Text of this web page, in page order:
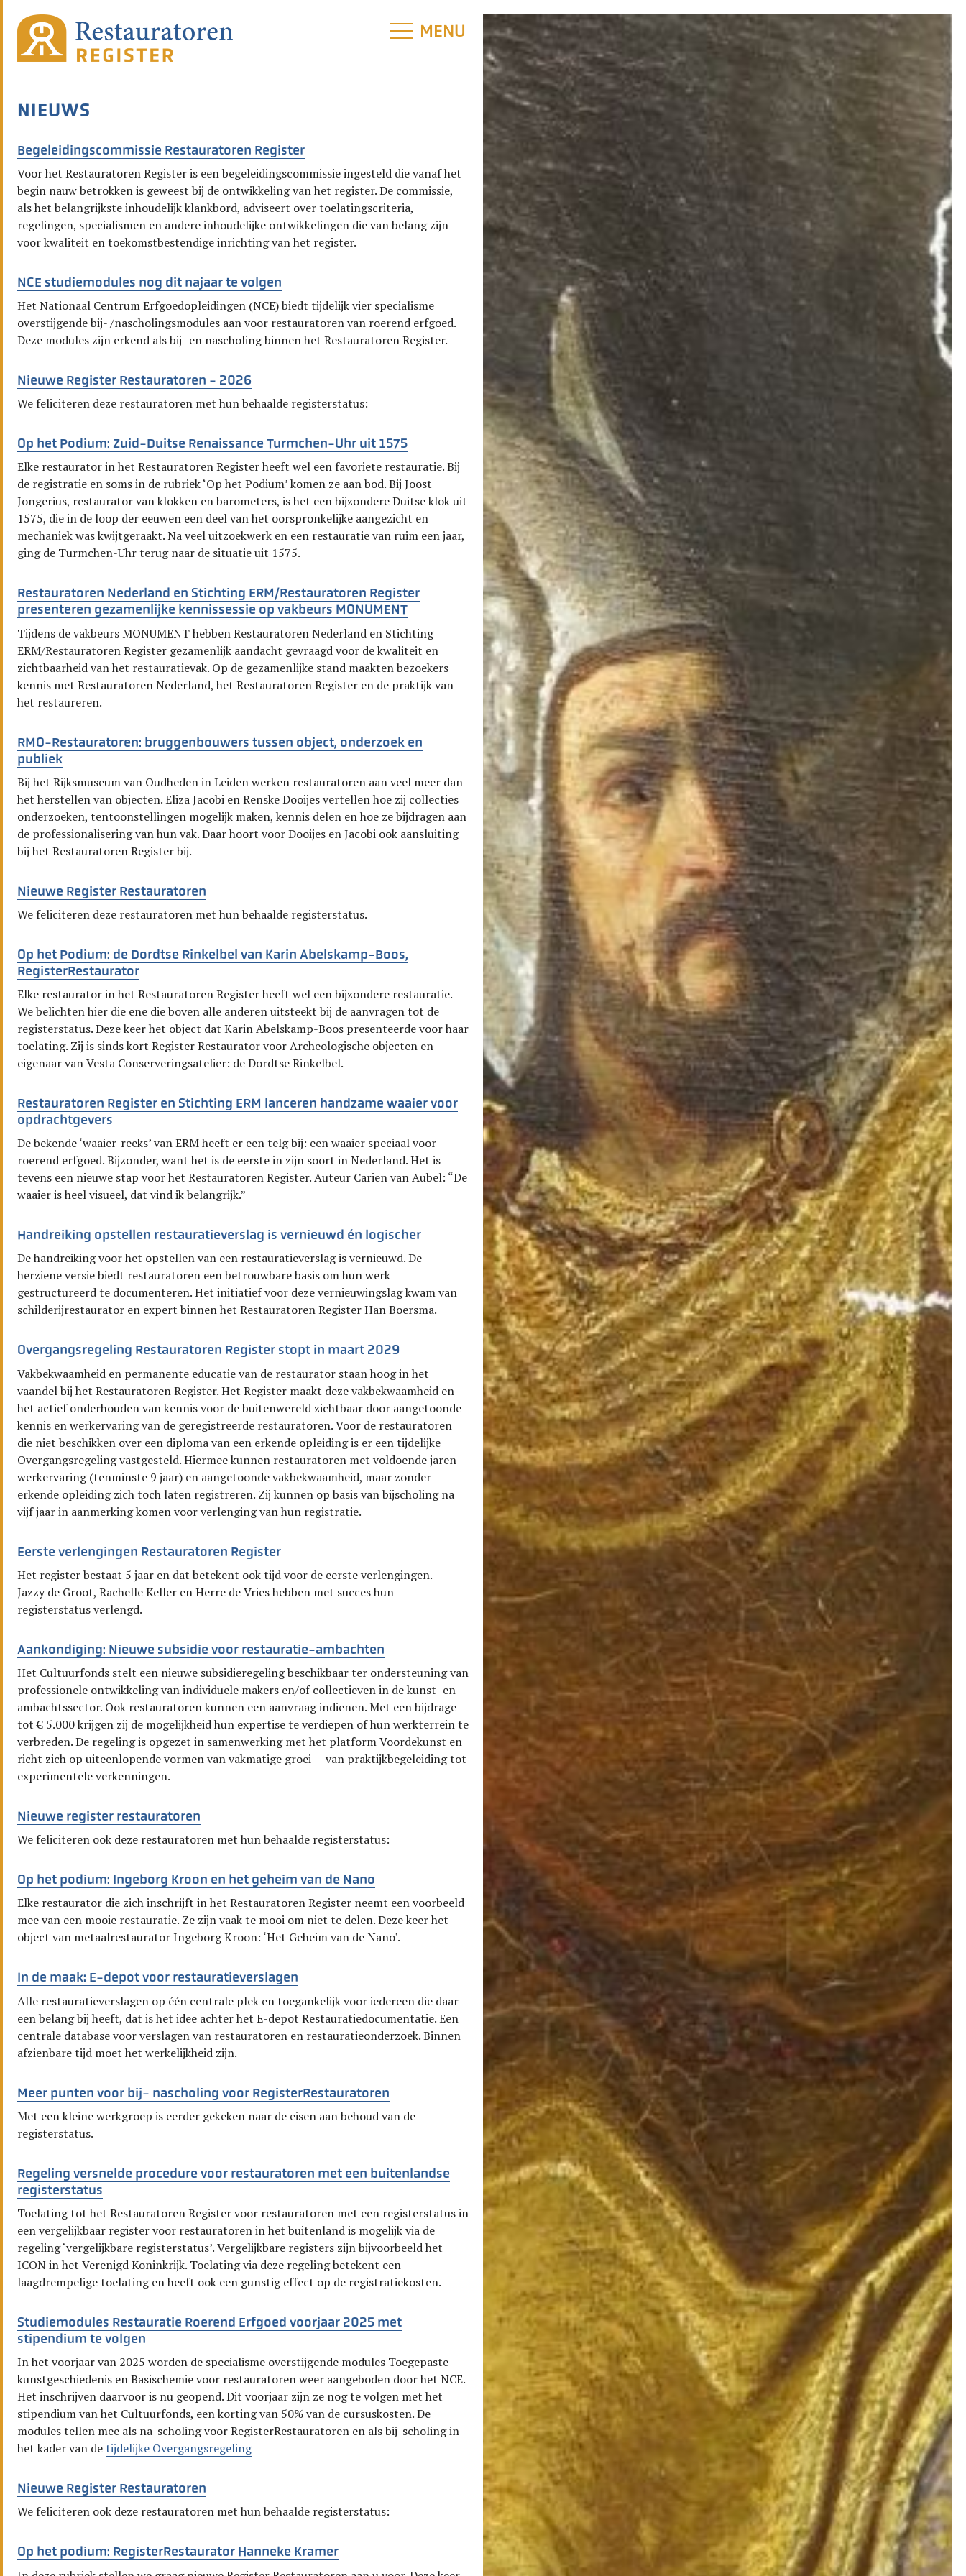
MENU
NIEUWS
Begeleidingscommissie Restauratoren Register
Voor het Restauratoren Register is een begeleidingscommissie ingesteld die vanaf het
begin nauw betrokken is geweest bij de ontwikkeling van het register. De commissie,
als het belangrijkste inhoudelijk klankbord, adviseert over toelatingscriteria,
regelingen, specialismen en andere inhoudelijke ontwikkelingen die van belang zijn
voor kwaliteit en toekomstbestendige inrichting van het register.
NCE studiemodules nog dit najaar te volgen
Het Nationaal Centrum Erfgoedopleidingen (NCE) biedt tijdelijk vier specialisme
overstijgende bij- /nascholingsmodules aan voor restauratoren van roerend erfgoed.
Deze modules zijn erkend als bij- en nascholing binnen het Restauratoren Register.
Nieuwe Register Restauratoren - 2026
We feliciteren deze restauratoren met hun behaalde registerstatus:
Op het Podium: Zuid-Duitse Renaissance Turmchen-Uhr uit 1575
Elke restaurator in het Restauratoren Register heeft wel een favoriete restauratie. Bij
de registratie en soms in de rubriek ‘Op het Podium’ komen ze aan bod. Bij Joost
Jongerius, restaurator van klokken en barometers, is het een bijzondere Duitse klok uit
1575, die in de loop der eeuwen een deel van het oorspronkelijke aangezicht en
mechaniek was kwijtgeraakt. Na veel uitzoekwerk en een restauratie van ruim een jaar,
ging de Turmchen-Uhr terug naar de situatie uit 1575.
Restauratoren Nederland en Stichting ERM/Restauratoren Register
presenteren gezamenlijke kennissessie op vakbeurs MONUMENT
Tijdens de vakbeurs MONUMENT hebben Restauratoren Nederland en Stichting
ERM/Restauratoren Register gezamenlijk aandacht gevraagd voor de kwaliteit en
zichtbaarheid van het restauratievak. Op de gezamenlijke stand maakten bezoekers
kennis met Restauratoren Nederland, het Restauratoren Register en de praktijk van
het restaureren.
RMO-Restauratoren: bruggenbouwers tussen object, onderzoek en
publiek
Bij het Rijksmuseum van Oudheden in Leiden werken restauratoren aan veel meer dan
het herstellen van objecten. Eliza Jacobi en Renske Dooijes vertellen hoe zij collecties
onderzoeken, tentoonstellingen mogelijk maken, kennis delen en hoe ze bijdragen aan
de professionalisering van hun vak. Daar hoort voor Dooijes en Jacobi ook aansluiting
bij het Restauratoren Register bij.
Nieuwe Register Restauratoren
We feliciteren deze restauratoren met hun behaalde registerstatus.
Op het Podium: de Dordtse Rinkelbel van Karin Abelskamp-Boos,
RegisterRestaurator
Elke restaurator in het Restauratoren Register heeft wel een bijzondere restauratie.
We belichten hier die ene die boven alle anderen uitsteekt bij de aanvragen tot de
registerstatus. Deze keer het object dat Karin Abelskamp-Boos presenteerde voor haar
toelating. Zij is sinds kort Register Restaurator voor Archeologische objecten en
eigenaar van Vesta Conserveringsatelier: de Dordtse Rinkelbel.
Restauratoren Register en Stichting ERM lanceren handzame waaier voor
opdrachtgevers
De bekende ‘waaier-reeks’ van ERM heeft er een telg bij: een waaier speciaal voor
roerend erfgoed. Bijzonder, want het is de eerste in zijn soort in Nederland. Het is
tevens een nieuwe stap voor het Restauratoren Register. Auteur Carien van Aubel: “De
waaier is heel visueel, dat vind ik belangrijk.”
Handreiking opstellen restauratieverslag is vernieuwd én logischer
De handreiking voor het opstellen van een restauratieverslag is vernieuwd. De
herziene versie biedt restauratoren een betrouwbare basis om hun werk
gestructureerd te documenteren. Het initiatief voor deze vernieuwingslag kwam van
schilderijrestaurator en expert binnen het Restauratoren Register Han Boersma.
Overgangsregeling Restauratoren Register stopt in maart 2029
Vakbekwaamheid en permanente educatie van de restaurator staan hoog in het
vaandel bij het Restauratoren Register. Het Register maakt deze vakbekwaamheid en
het actief onderhouden van kennis voor de buitenwereld zichtbaar door aangetoonde
kennis en werkervaring van de geregistreerde restauratoren. Voor de restauratoren
die niet beschikken over een diploma van een erkende opleiding is er een tijdelijke
Overgangsregeling vastgesteld. Hiermee kunnen restauratoren met voldoende jaren
werkervaring (tenminste 9 jaar) en aangetoonde vakbekwaamheid, maar zonder
erkende opleiding zich toch laten registreren. Zij kunnen op basis van bijscholing na
vijf jaar in aanmerking komen voor verlenging van hun registratie.
Eerste verlengingen Restauratoren Register
Het register bestaat 5 jaar en dat betekent ook tijd voor de eerste verlengingen.
Jazzy de Groot, Rachelle Keller en Herre de Vries hebben met succes hun
registerstatus verlengd.
Aankondiging: Nieuwe subsidie voor restauratie-ambachten
Het Cultuurfonds stelt een nieuwe subsidieregeling beschikbaar ter ondersteuning van
professionele ontwikkeling van individuele makers en/of collectieven in de kunst- en
ambachtssector. Ook restauratoren kunnen een aanvraag indienen. Met een bijdrage
tot € 5.000 krijgen zij de mogelijkheid hun expertise te verdiepen of hun werkterrein te
verbreden. De regeling is opgezet in samenwerking met het platform Voordekunst en
richt zich op uiteenlopende vormen van vakmatige groei — van praktijkbegeleiding tot
experimentele verkenningen.
Nieuwe register restauratoren
We feliciteren ook deze restauratoren met hun behaalde registerstatus:
Op het podium: Ingeborg Kroon en het geheim van de Nano
Elke restaurator die zich inschrijft in het Restauratoren Register neemt een voorbeeld
mee van een mooie restauratie. Ze zijn vaak te mooi om niet te delen. Deze keer het
object van metaalrestaurator Ingeborg Kroon: ‘Het Geheim van de Nano’.
In de maak: E-depot voor restauratieverslagen
Alle restauratieverslagen op één centrale plek en toegankelijk voor iedereen die daar
een belang bij heeft, dat is het idee achter het E-depot Restauratiedocumentatie. Een
centrale database voor verslagen van restauratoren en restauratieonderzoek. Binnen
afzienbare tijd moet het werkelijkheid zijn.
Meer punten voor bij- nascholing voor RegisterRestauratoren
Met een kleine werkgroep is eerder gekeken naar de eisen aan behoud van de
registerstatus.
Regeling versnelde procedure voor restauratoren met een buitenlandse
registerstatus
Toelating tot het Restauratoren Register voor restauratoren met een registerstatus in
een vergelijkbaar register voor restauratoren in het buitenland is mogelijk via de
regeling ‘vergelijkbare registerstatus’. Vergelijkbare registers zijn bijvoorbeeld het
ICON in het Verenigd Koninkrijk. Toelating via deze regeling betekent een
laagdrempelige toelating en heeft ook een gunstig effect op de registratiekosten.
Studiemodules Restauratie Roerend Erfgoed voorjaar 2025 met
stipendium te volgen
In het voorjaar van 2025 worden de specialisme overstijgende modules Toegepaste
kunstgeschiedenis en Basischemie voor restauratoren weer aangeboden door het NCE.
Het inschrijven daarvoor is nu geopend. Dit voorjaar zijn ze nog te volgen met het
stipendium van het Cultuurfonds, een korting van 50% van de cursuskosten. De
modules tellen mee als na-scholing voor RegisterRestauratoren en als bij-scholing in
het kader van detijdelijke Overgangsregeling
Nieuwe Register Restauratoren
We feliciteren ook deze restauratoren met hun behaalde registerstatus:
Op het podium: RegisterRestaurator Hanneke Kramer